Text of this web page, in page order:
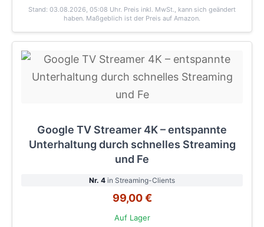
Stand: 03.08.2026, 05:08 Uhr. Preis inkl. MwSt., kann sich geändert
haben. Maßgeblich ist der Preis auf Amazon.
Google TV Streamer 4K – entspannte
Unterhaltung durch schnelles Streaming
und Fe
Nr. 4 in Streaming-Clients
99,00 €
Auf Lager